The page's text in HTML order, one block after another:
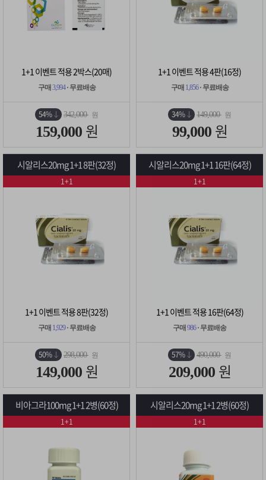
1+1 이벤트 적용 2박스(20매)
구매 3,994· 무료배송
54% 342,000 원
159,000 원
1+1 이벤트 적용 4판(16정)
구매 1,856· 무료배송
34% 149,000 원
99,000 원
시알리스20mg 1+1 8판(32정)
1+1 이벤트 적용 8판(32정)
구매 1,929· 무료배송
50% 298,000 원
149,000 원
1+1
시알리스20mg 1+1 16판(64정)
1+1 이벤트 적용 16판(64정)
구매 986· 무료배송
57% 490,000 원
209,000 원
1+1
비아그라100mg 1+1 2병(60정)
1+1
시알리스20mg 1+1 2병(60정)
1+1